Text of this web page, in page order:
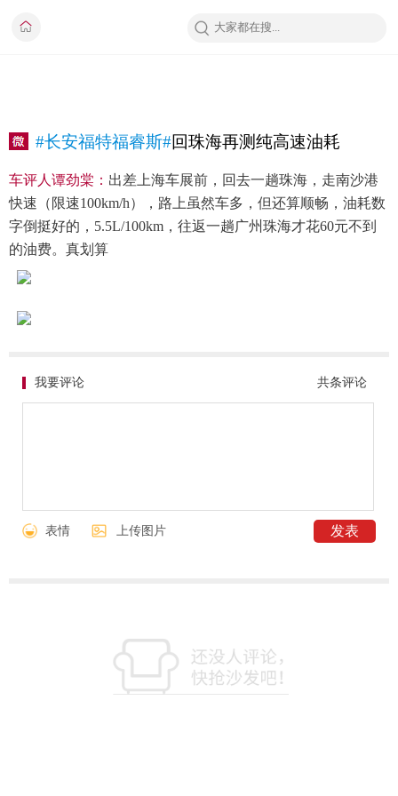
#长安福特福睿斯#回珠海再测纯高速油耗
车评人谭劲棠： 出差上海车展前，回去一趟珠海，走南沙港
快速（限速100km/h），路上虽然车多，但还算顺畅，油耗数
字倒挺好的，5.5L/100km，往返一趟广州珠海才花60元不到
的油费。真划算
共条评论
我要评论
表情 上传图片